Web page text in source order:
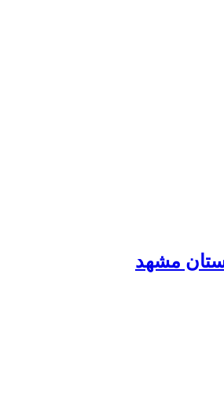
مشهد